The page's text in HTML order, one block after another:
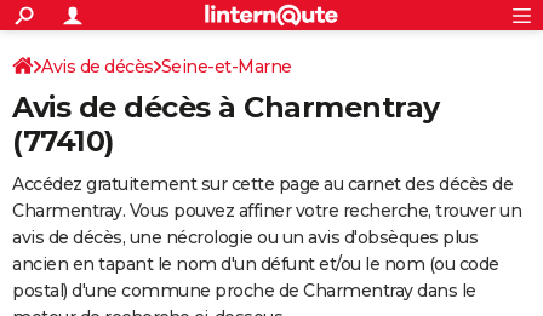
ACTUALITÉS
Politique
Société
Faits Divers
Education
Monde
Villes
+
SPORT
Coupe du monde 2026
Football
Tennis
Cyclisme
Rugby
Forum
FINANCE
Retraite
Impôts
Epargne
Immobilier
Risques naturels par ville
Banque
Assurance
Crédit
Essais
Réserver un essai
Citadines
Berlines
SUV
Forum auto
+
HIGH-TECH
S'inscrire
Connexion
Avis de décès Seine-et-Marne
Avis de décès à Charmentray
(77410)
Accédez gratuitement sur cette page au carnet des décès de
Charmentray. Vous pouvez affiner votre recherche, trouver un
avis de décès, une nécrologie ou un avis d'obsèques plus
ancien en tapant le nom d'un défunt et/ou le nom (ou code
postal) d'une commune proche de Charmentray dans le